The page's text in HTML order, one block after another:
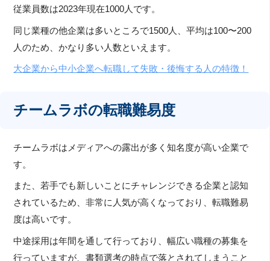
従業員数は2023年現在1000人です。
同じ業種の他企業は多いところで1500人、平均は100〜200
人のため、かなり多い人数といえます。
大企業から中小企業へ転職して失敗・後悔する人の特徴！
チームラボの転職難易度
チームラボはメディアへの露出が多く知名度が高い企業で
す。
また、若手でも新しいことにチャレンジできる企業と認知
されているため、非常に人気が高くなっており、転職難易
度は高いです。
中途採用は年間を通して行っており、幅広い職種の募集を
行っていますが、書類選考の時点で落とされてしまうこと